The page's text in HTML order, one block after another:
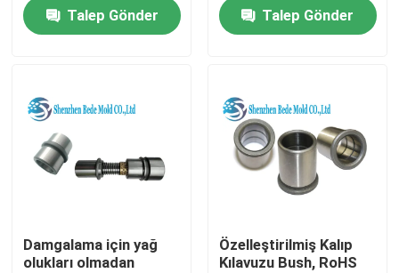
Bizimle iletişime geçin
Haberler
Bir teklif isteği
Kılavuz Direk ve Burçlar
Talep Gönder
Burçlar
Talep Gönder
Damgalama için yağ
olukları olmadan
Özelleştirilmiş Kalıp
Kılavuzu Bush, RoHS